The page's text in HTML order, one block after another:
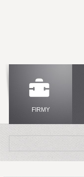
FIRMY